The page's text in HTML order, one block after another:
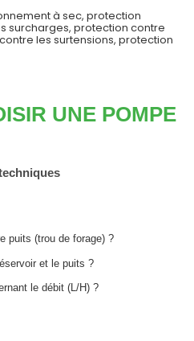
à sec, protection
surcharges, protection contre
les surtensions, protection
UNE POMPE
puits (trou de forage) ?
et le puits ?
le débit (L/H) ?